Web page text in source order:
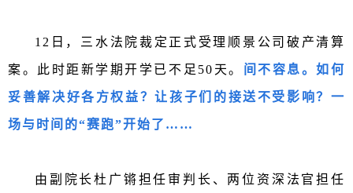
12日，三水法院裁定正式受理 顺景公司破产清算
案。此时距新学期开学已不足50天。 间不容息。如何
妥善解决好各方权益？让孩子们的接送不受影响？一
场与时间的“赛跑”开始了……
由副院长杜广锵担任审判长、 两位资深法官担任